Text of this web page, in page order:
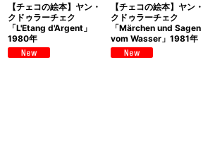
【チェコの絵本】ヤン・
クドゥラーチェク
「L'Etang d'Argent」
1980年
【チェコの絵本】ヤン・
クドゥラーチェク
「Märchen und Sagen
vom Wasser」1981年